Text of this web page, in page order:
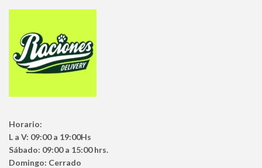
Horario:
L a V: 09:00 a 19:00Hs
Sábado: 09:00 a 15:00 hrs.
Domingo: Cerrado